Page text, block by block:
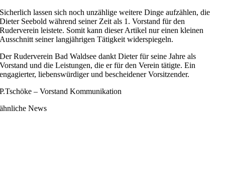
Sicherlich lassen sich noch unzählige weitere Dinge aufzählen, die
Dieter Seebold während seiner Zeit als 1. Vorstand für den
Ruderverein leistete. Somit kann dieser Artikel nur einen kleinen
Ausschnitt seiner langjährigen Tätigkeit widerspiegeln.
Der Ruderverein Bad Waldsee dankt Dieter für seine Jahre als
Vorstand und die Leistungen, die er für den Verein tätigte. Ein
engagierter, liebenswürdiger und bescheidener Vorsitzender.
P.Tschöke – Vorstand Kommunikation
ähnliche News